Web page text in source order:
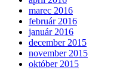
marec 2016
február 2016
január 2016
december 2015
november 2015
október 2015